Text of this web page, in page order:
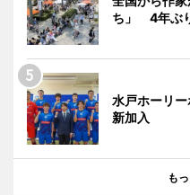
ち」 4年ぶ
水戸ホーリ
新加入
も